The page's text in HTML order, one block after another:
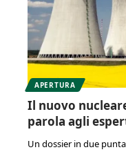
APERTURA
Il nuovo
parola agli
Un dossier in due